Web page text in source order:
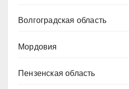
Волгоградская область
Мордовия
Пензенская область